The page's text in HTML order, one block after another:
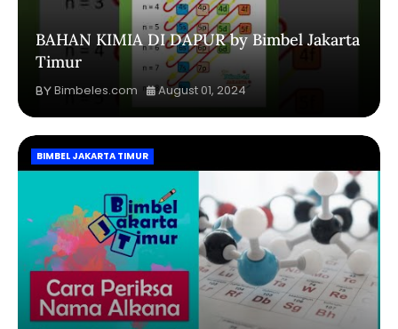
BAHAN KIMIA DI DAPUR by Bimbel Jakarta
Timur
Bimbeles.com August 01, 2024
BIMBEL JAKARTA TIMUR